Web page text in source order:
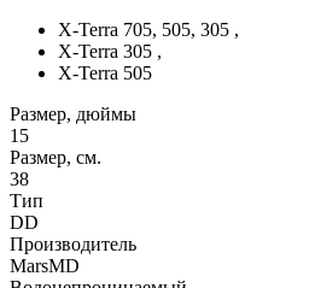
X-Terra 705, 505, 305 ,
X-Terra 305 ,
X-Terra 505
Размер, дюймы
15
Размер, см.
38
Тип
DD
Производитель
MarsMD